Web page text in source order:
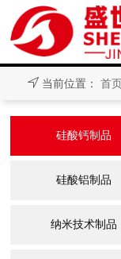
当前位置： 首页
硅酸钙制品
硅酸铝制品
纳米技术制品